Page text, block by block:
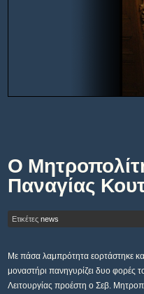
Ο
Παναγίας
Ετικέτες news
Με πάσα λαμπρότητα εορτάστηκε
μοναστήρι πανηγυρίζει δυο φορές
Λειτουργίας προέστη ο Σεβ.